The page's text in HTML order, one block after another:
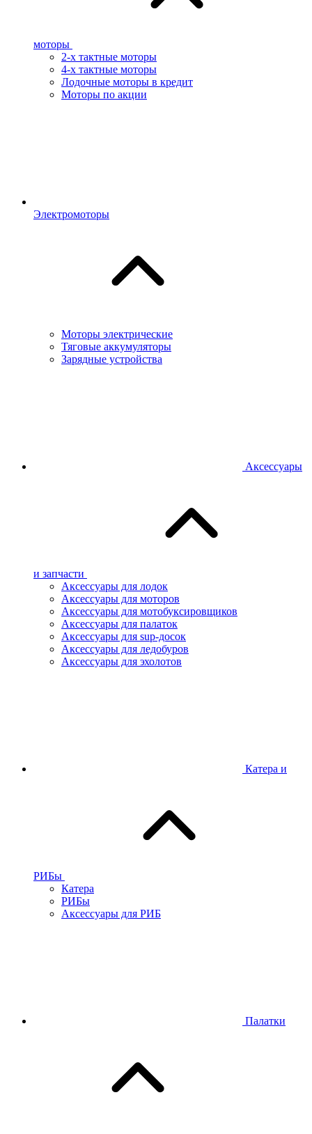
моторы
2-х тактные моторы
4-х тактные моторы
Лодочные моторы в кредит
Моторы по акции
Электромоторы
Моторы электрические
Тяговые аккумуляторы
Зарядные устройства
Аксессуары
и запчасти
Аксессуары для лодок
Аксессуары для моторов
Аксессуары для мотобуксировщиков
Аксессуары для палаток
Аксессуары для sup-досок
Аксессуары для ледобуров
Аксессуары для эхолотов
Катера и
РИБы
Катера
РИБы
Аксессуары для РИБ
Палатки